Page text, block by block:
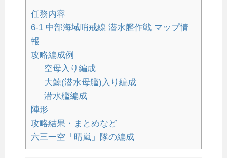
任務内容
6-1 中部海域哨戒線 潜水艦作戦 マップ情
報
攻略編成例
空母入り編成
大鯨(潜水母艦)入り編成
潜水艦編成
陣形
攻略結果・まとめなど
六三一空「晴嵐」隊の編成